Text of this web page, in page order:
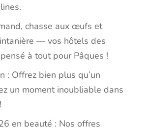
chasse aux œufs et
— vos hôtels des
à tout pour Pâques !
: Offrez bien plus qu’un
un moment inoubliable dans
en beauté : Nos offres